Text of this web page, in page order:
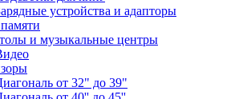
устройства и адапторы
и музыкальные центры
от 32" до 39"